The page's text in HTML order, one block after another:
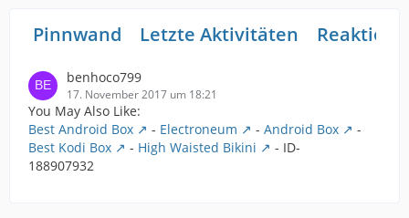
Pinnwand Letzte Aktivitäten
benhoco799
17. November 2017 um 18:21
You May Also Like:
Best Android Box
- Electroneum - Android Box
-
Best Kodi Box
- High Waisted Bikini
- ID-
188907932